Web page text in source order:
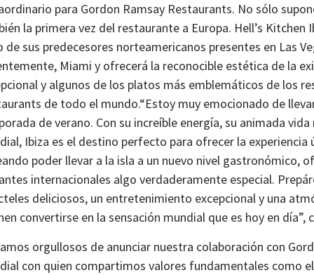
para Gordon Ramsay Restaurants. No sólo
la primera vez del restaurante a Europa. Hell’s Kitchen
de sus predecesores norteamericanos presentes en Las
Miami y ofrecerá la reconocible estética de la
y algunos de los platos más emblemáticos de los
de todo el mundo.“Estoy muy emocionado de
de verano. Con su increíble energía, su animada
Ibiza es el destino perfecto para ofrecer la experiencia
poder llevar a la isla a un nuevo nivel gastronómico,
internacionales algo verdaderamente especial.
deliciosos, un entretenimiento excepcional y una
convertirse en la sensación mundial que es hoy en día”,
orgullosos de anunciar nuestra colaboración con
con quien compartimos valores fundamentales como